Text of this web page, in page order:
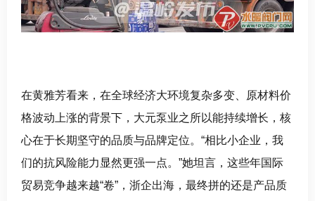
在黄雅芳看来，在全球经济大环境复杂多变、原材料价
格波动上涨的背景下，大元泵业之所以能持续增长，核
心在于长期坚守的品质与品牌定位。“相比小企业，我
们的抗风险能力显然更强一点。”她坦言，这些年国际
贸易竞争越来越“卷”，浙企出海，最终拼的还是产品质